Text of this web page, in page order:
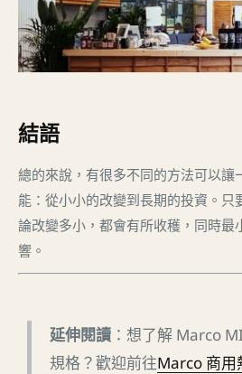
結語
總的來說，有很多不同的方法可以讓
能：從小小的改變到長期的投資。只
論改變多小，都會有所收穫，同時最
響。
延伸閱讀 ：想了解 Marco
規格？歡迎前往Marco 商用